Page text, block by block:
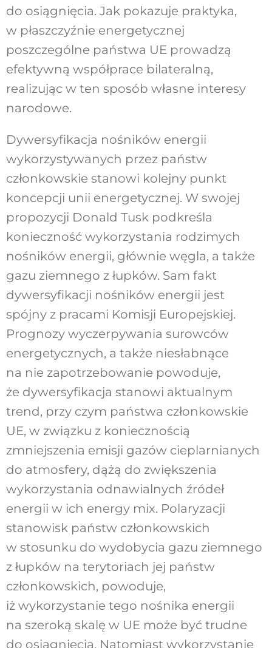
do osiągnięcia. Jak pokazuje praktyka,
w płaszczyźnie energetycznej
poszczególne państwa UE prowadzą
efektywną współprace bilateralną,
realizując w ten sposób własne interesy
narodowe.
Dywersyfikacja nośników energii
wykorzystywanych przez państw
członkowskie stanowi kolejny punkt
koncepcji unii energetycznej. W swojej
propozycji Donald Tusk podkreśla
konieczność wykorzystania rodzimych
nośników energii, głównie węgla, a także
gazu ziemnego z łupków. Sam fakt
dywersyfikacji nośników energii jest
spójny z pracami Komisji Europejskiej.
Prognozy wyczerpywania surowców
energetycznych, a także niesłabnące
na nie zapotrzebowanie powoduje,
że dywersyfikacja stanowi aktualnym
trend, przy czym państwa członkowskie
UE, w związku z koniecznością
zmniejszenia emisji gazów cieplarnianych
do atmosfery, dążą do zwiększenia
wykorzystania odnawialnych źródeł
energii w ich energy mix. Polaryzacji
stanowisk państw członkowskich
w stosunku do wydobycia gazu ziemnego
z łupków na terytoriach jej państw
członkowskich, powoduje,
iż wykorzystanie tego nośnika energii
na szeroką skalę w UE może być trudne
do osiągnięcia. Natomiast wykorzystanie